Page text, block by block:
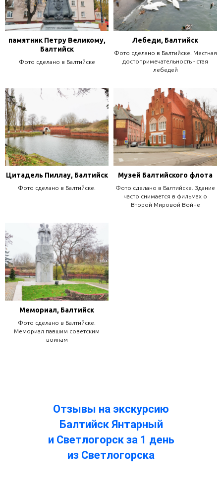
памятник Петру Великому,
Балтийск
Фото сделано в Балтийске
Лебеди, Балтийск
Фото сделано в Балтийске. Местная
достопримечательность - стая
лебедей
Цитадель Пиллау, Балтийск
Фото сделано в Балтийске.
Музей Балтийского флота
Фото сделано в Балтийске. Здание
часто снимается в фильмах о
Второй Мировой Войне
Мемориал, Балтийск
Фото сделано в Балтийске.
Мемориал павшим советским
воинам
Отзывы на экскурсию
Балтийск Янтарный
и Светлогорск за 1 день
из Светлогорска